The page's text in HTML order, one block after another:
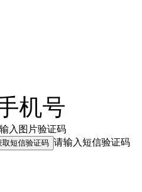
机号
入图片验证码
取短信验证码 请输入短信验证码